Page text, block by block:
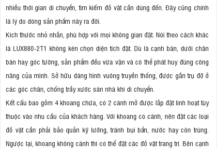
nhiều thời gian di chuyển, tìm kiếm đồ vật cần dùng đến. Đây cũng chính
là lý do dòng sản phẩm này ra đời.
Kích thước nhỏ nhắn, phù hợp với mọi không gian đặt. Nói theo cách khác
là LUX880-2T1 không kén chọn diện tích đặt. Dù là cạnh bàn, dưới chân
bàn hay góc tường, sản phẩm đều vừa vặn và có thể phát huy đúng công
năng của mình. Sở hữu dáng hình vuông truyền thống, được gắn trụ đỡ ở
các góc chân, chống trầy xước sàn nhà khi di chuyển.
Kết cấu bao gồm 4 khoang chứa, có 2 cánh mở được lắp đặt linh hoạt tùy
thuộc vào nhu cầu của khách hàng. Với khoang có cánh, nên đặt các loại
đồ vật cần phải bảo quản kỹ lưỡng, tránh bụi bẩn, nước hay côn trùng.
Ngược lại, khoang không cánh thì có thể đặt các đồ vật trang trí. Bên cạnh